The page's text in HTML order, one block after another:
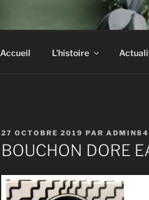
Accueil L’histoire
PUBLIÉ
LE
27 OCTOBRE 2019 PAR
BOUCHON DORE